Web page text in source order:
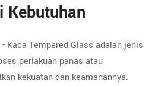
Kebutuhan
Kaca Tempered Glass adalah jenis
perlakuan panas atau
kekuatan dan keamanannya.